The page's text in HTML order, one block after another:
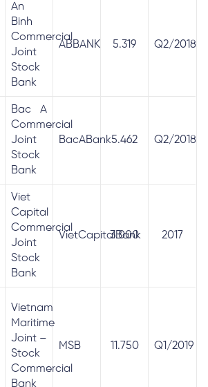
An
Binh
Commercial
Joint
Stock
Bank
ABBANK 5.319 Q2/2018
Bac A
Commercial
Joint
Stock
Bank
BacABank5.462 Q2/2018
Viet
Capital
Commercial
Joint
Stock
Bank
VietCapitalBank
3.000 2017
Vietnam
Maritime
Joint –
Stock
Commercial
Bank
MSB 11.750 Q1/2019